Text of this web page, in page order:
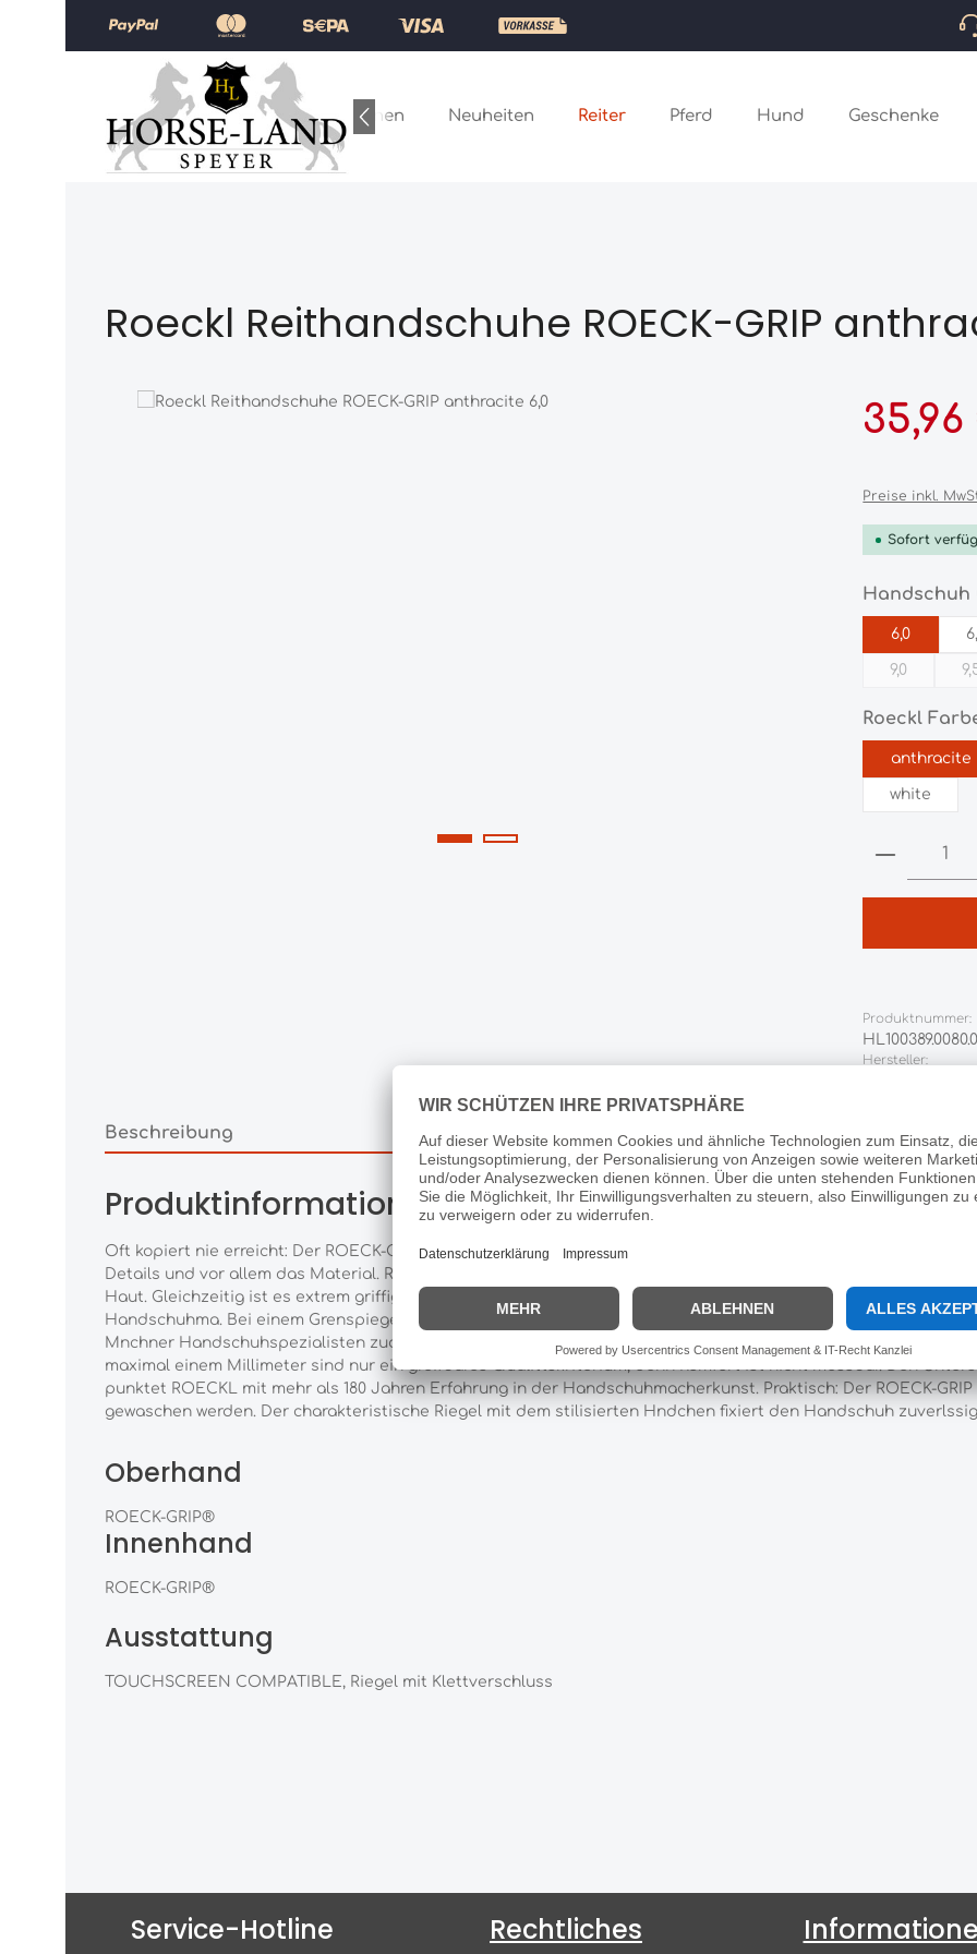
Zum Hauptinhalt springen
Zur Hauptnavigation springen
Home Kollektionen Neuheiten Reiter Pferd Hund Geschenke
Roeckl Reithandschuhe ROECK-GRIP
Bildergalerie überspringen Verkaufspreis:
Preise inkl.
Sofort
Handschuh
6,0
9,0
Roeckl
anthracite
white
Produktnummer:
Hersteller:
Beschreibung
Produktinformationen "Roeckl Reithandschuhe ROECK-
Oft kopiert nie erreicht: Der ROECK-GRIP von ROECKL ist das unverwechselbare Original. Und das ist
Details und vor allem das Material. ROECK-GRIP ist ein Exklusivmaterial. Es ist beraus atmungsaktiv, elastisch
Haut. Gleichzeitig ist es extrem griffig und feinfhlig am Zgel. Um die berragende Passform zu gewhrleisten,
Handschuhma. Bei einem Grenspiegel von 6,0 bis 11,0 sind das elf Gren pro Farbe da findet jeder Reiter den
Mnchner Handschuhspezialisten zudem auf die Verarbeitungsqualitt: Die einzelnen Teile werden in
maximal einem Millimeter sind nur ein greifbares Qualittskriterium, denn Komfort ist nicht messbar. Den
punktet ROECKL mit mehr als 180 Jahren Erfahrung in der Handschuhmacherkunst. Praktisch: Der ROECK-
gewaschen werden. Der charakteristische Riegel mit dem stilisierten Hndchen fixiert den Handschuh
Oberhand
ROECK-GRIP®
Innenhand
ROECK-GRIP®
Ausstattung
TOUCHSCREEN COMPATIBLE, Riegel mit Klettverschluss
Service-Hotline Rechtliches